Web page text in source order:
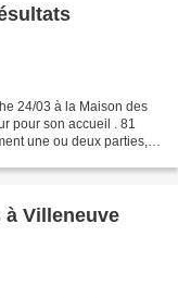
24/03 à la Maison des
pour son accueil . 81
une ou deux parties,
à Villeneuve